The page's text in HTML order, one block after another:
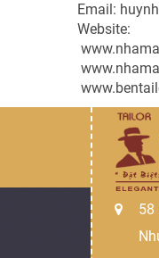
Email:
Website:
58